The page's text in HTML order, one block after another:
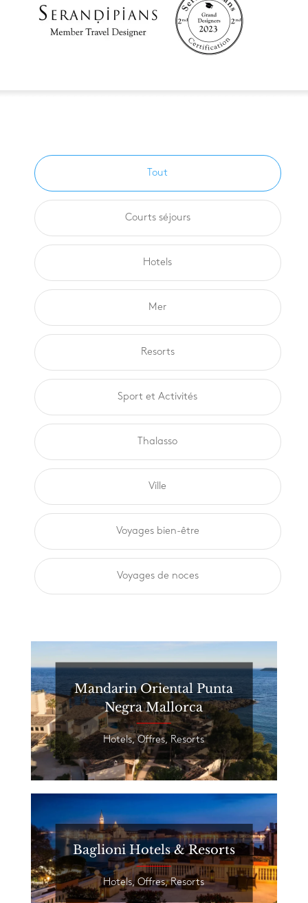
Tout
Courts séjours
Hotels
Mer
Resorts
Sport et Activités
Thalasso
Ville
Voyages bien-être
Voyages de noces
Mandarin Oriental Punta
Negra Mallorca
Hotels,Offres Resorts
Baglioni Hotels & Resorts
Hotels,Offres,Resorts